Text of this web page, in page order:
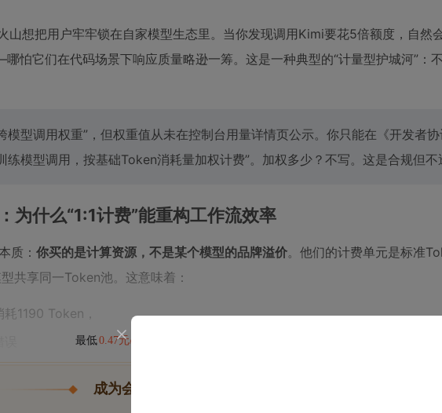
山想把用户牢牢锁在自家模型生态里。当你发现调用Kimi要花5倍额度，自然
它们在代码场景下响应质量略逊一筹。这是一种典型的“计量型护城河”：
模型调用权重”，但权重值从未在控制台用量详情页公示。你只能在《开发者
模型调用，按基础Token消耗量加权计费”。加权多少？不写。这是合规但不
什么“1:1计费”能重构工作流效率
质： 你买的是计算资源，不是某个模型的品牌溢价。他们的计费单元是标准
共享同一Token池。这意味着：
1190 Token，
最低0.47元/天
成为会员后, 你将解锁